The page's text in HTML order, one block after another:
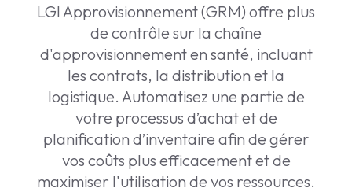
LGI Approvisionnement (GRM) offre plus
de contrôle sur la chaîne
d'approvisionnement en santé, incluant
les contrats, la distribution et la
logistique. Automatisez une partie de
votre processus d’achat et de
planification d’inventaire afin de gérer
vos coûts plus efficacement et de
maximiser l'utilisation de vos ressources.